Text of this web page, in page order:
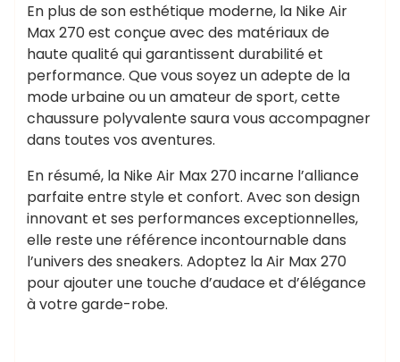
En plus de son esthétique moderne, la Nike Air
Max 270 est conçue avec des matériaux de
haute qualité qui garantissent durabilité et
performance. Que vous soyez un adepte de la
mode urbaine ou un amateur de sport, cette
chaussure polyvalente saura vous accompagner
dans toutes vos aventures.
En résumé, la Nike Air Max 270 incarne l’alliance
parfaite entre style et confort. Avec son design
innovant et ses performances exceptionnelles,
elle reste une référence incontournable dans
l’univers des sneakers. Adoptez la Air Max 270
pour ajouter une touche d’audace et d’élégance
à votre garde-robe.